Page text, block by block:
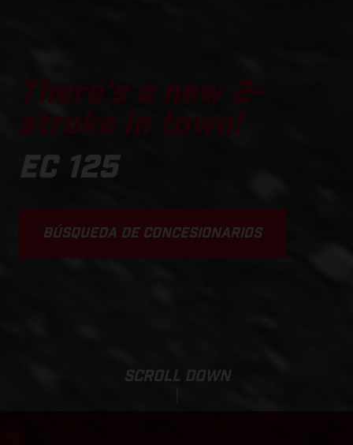
There's a new 2-
EC 125
BÚSQUEDA DE CONCESIONARIOS
SCROLL DOWN